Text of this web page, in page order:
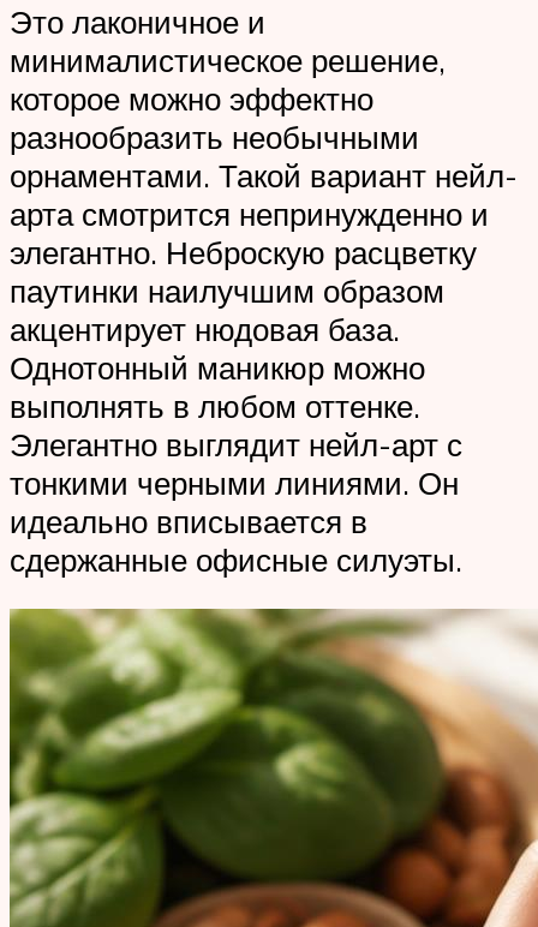
Это лаконичное и
минималистическое решение,
которое можно эффектно
разнообразить необычными
орнаментами. Такой вариант нейл-
арта смотрится непринужденно и
элегантно. Неброскую расцветку
паутинки наилучшим образом
акцентирует нюдовая база.
Однотонный маникюр можно
выполнять в любом оттенке.
Элегантно выглядит нейл-арт с
тонкими черными линиями. Он
идеально вписывается в
сдержанные офисные силуэты.